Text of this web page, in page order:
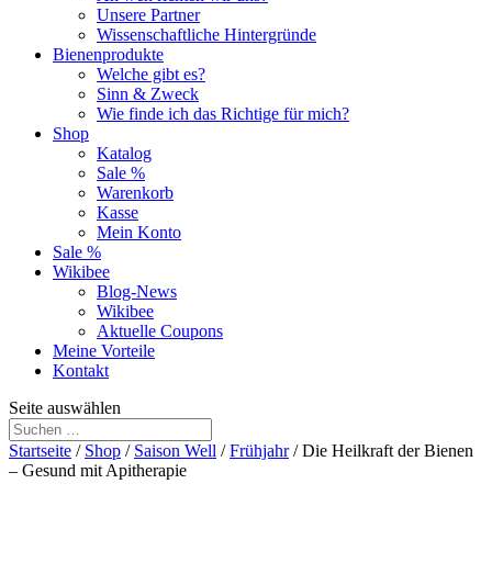
Unsere Partner
Wissenschaftliche Hintergründe
Bienenprodukte
Welche gibt es?
Sinn & Zweck
Wie finde ich das Richtige für mich?
Shop
Katalog
Sale %
Warenkorb
Kasse
Mein Konto
Sale %
Wikibee
Blog-News
Wikibee
Aktuelle Coupons
Meine Vorteile
Kontakt
Seite auswählen
Startseite / Shop / Saison Well /Frühjahr/ Die Heilkraft der Bienen
– Gesund mit Apitherapie